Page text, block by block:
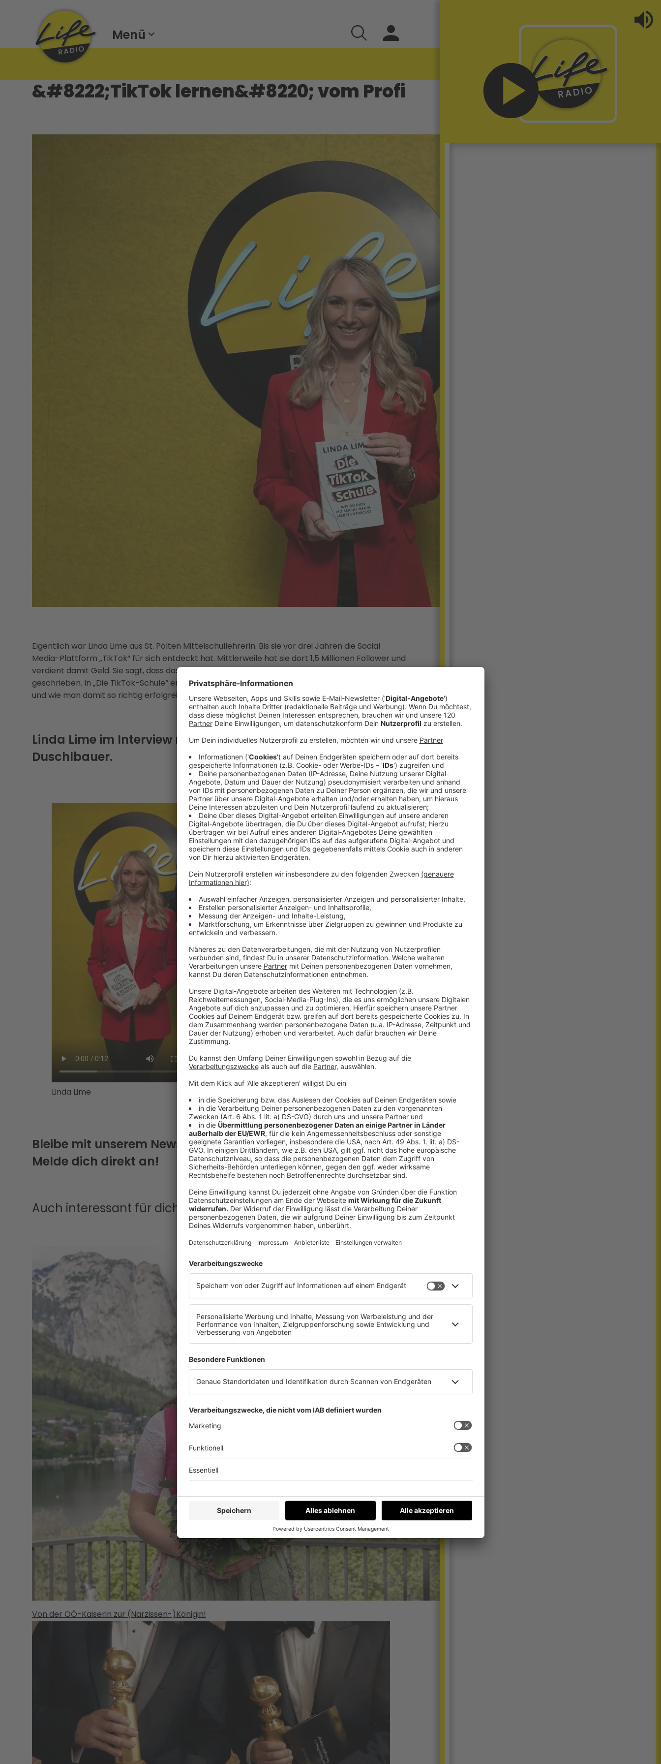
Menü
&#8222;TikTok lernen&#8220; vom Profi
Eigentlich war Linda Lime aus St. Pölten Mittelschullehrerin. Bis sie vor drei Jahren die Social
Media-Plattform „TikTok“ für sich entdeckt hat. Mittlerweile hat sie dort 1,5 Millionen Follower und
verdient damit Geld. Sie sagt, dass das jeder schaffen kann und hat dazu jetzt ein Buch
geschrieben. In „Die TikTok-Schule“ erklärt sie, was wichtig ist, um ein virales Video zu produzieren
und wie man damit so richtig erfolgreich werden kann.
Linda Lime im Interview mit Life Radio-Reporter Georg
Duschlbauer.
Linda Lime
Bleibe mit unserem Newsletter immer auf dem Laufenden.
Melde dich direkt an!
Auch interessant für dich
Von der OÖ-Kaiserin zur (Narzissen-)Königin!